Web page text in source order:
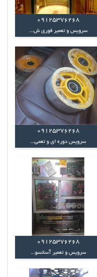
09125376268
سرویس و تعمیر فوری ش...
09125376268
سرویس دوره ای و تعمی...
09125376268
سرویس و تعمیر آسانسو...